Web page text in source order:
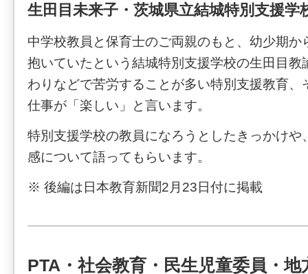
生田目未来子・茨城県立結城特別支援学
中学校教員と保育士のご両親のもと、幼少期か
抱いていたという結城特別支援学校の生田目教
わりなどで苦労することが多い特別支援教育、
仕事が「楽しい」と言います。
特別支援学校の教員になろうとしたきっかけや
感について語ってもらいます。
※ 後編は日本教育新聞2月23日付に掲載
PTA・社会教育・民生児童委員・地